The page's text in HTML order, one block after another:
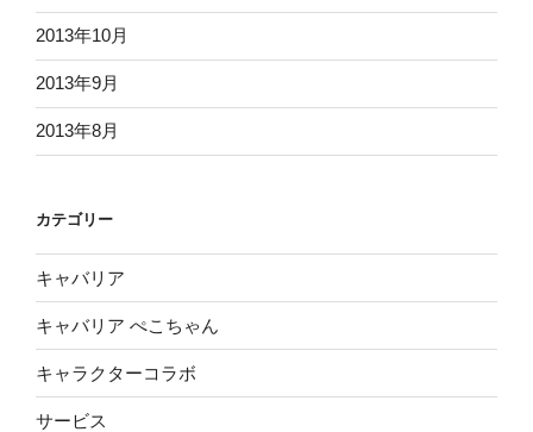
2013年10月
2013年9月
2013年8月
カテゴリー
キャバリア
キャバリア ぺこちゃん
キャラクターコラボ
サービス